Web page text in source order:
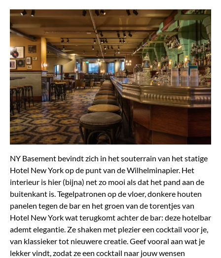
NY Basement bevindt zich in het souterrain van het statige
Hotel New York op de punt van de Wilhelminapier. Het
interieur is hier (bijna) net zo mooi als dat het pand aan de
buitenkant is. Tegelpatronen op de vloer, donkere houten
panelen tegen de bar en het groen van de torentjes van
Hotel New York wat terugkomt achter de bar: deze hotelbar
ademt elegantie. Ze shaken met plezier een cocktail voor je,
van klassieker tot nieuwere creatie. Geef vooral aan wat je
lekker vindt, zodat ze een cocktail naar jouw wensen